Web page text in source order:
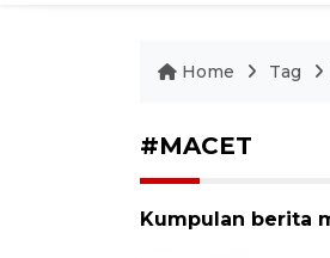
Home Tag
#MACET
Kumpulan berita